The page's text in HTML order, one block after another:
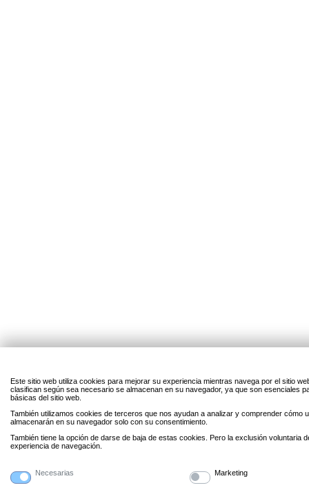
Este sitio web utiliza cookies para mejorar su experiencia mientras navega por el sitio
clasifican según sea necesario se almacenan en su navegador, ya que son esenciales
básicas del sitio web.
También utilizamos cookies de terceros que nos ayudan a analizar y comprender cómo
almacenarán en su navegador solo con su consentimiento.
También tiene la opción de darse de baja de estas cookies. Pero la exclusión voluntaria
experiencia de navegación.
Necesarias Marketing